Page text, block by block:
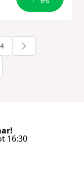
U lees momenteel
4
16:30